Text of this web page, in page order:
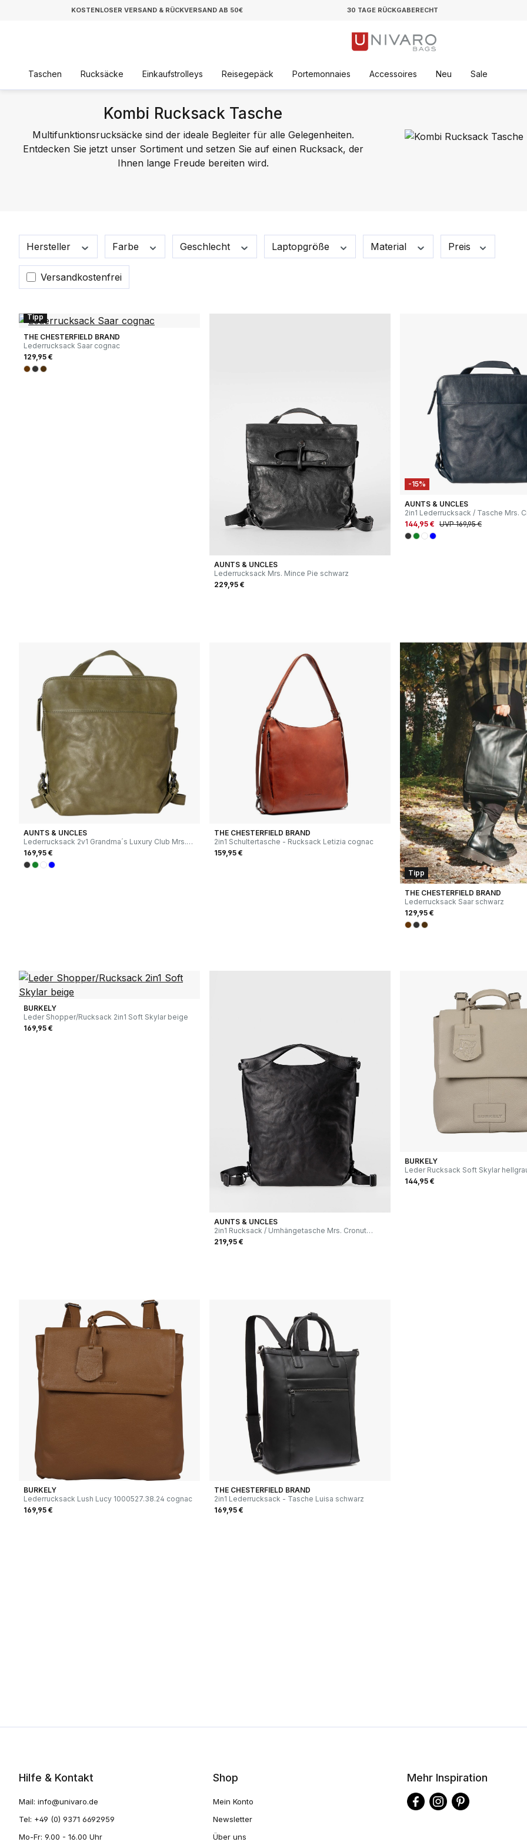
KOSTENLOSER VERSAND & RÜCKVERSAND AB 50€ 30 TAGE RÜCKGABERECHT
Taschen Rucksäcke Einkaufstrolleys Reisegepäck Portemonnaies Accessoires Neu Sale
Kombi Rucksack Tasche
Multifunktionsrucksäcke sind der ideale Begleiter für alle Gelegenheiten.
Entdecken Sie jetzt unser Sortiment und setzen Sie auf einen Rucksack, der
Ihnen lange Freude bereiten wird.
Hersteller Farbe Geschlecht Laptopgröße Material Preis
Filter hinzufügen: Versandkostenfrei
Versandkostenfrei
Tipp
THE CHESTERFIELD BRAND
Lederrucksack Saar cognac
129,95 €
AUNTS & UNCLES
Lederrucksack Mrs. Mince Pie schwarz
229,95 €
-15%
AUNTS & UNCLES
2in1 Lederrucksack / Tasche Mrs.
Cookie midnight blue
144,95 € UVP 169,95 €
AUNTS & UNCLES
Lederrucksack 2v1 Grandma´s Luxury Club Mrs.
Crumble Cookie olive branch
169,95 €
THE CHESTERFIELD BRAND
2in1 Schultertasche - Rucksack Letizia cognac
159,95 €
Tipp
THE CHESTERFIELD BRAND
Lederrucksack Saar schwarz
129,95 €
BURKELY
Leder Shopper/Rucksack 2in1 Soft Skylar beige
169,95 €
AUNTS & UNCLES
2in1 Rucksack / Umhängetasche Mrs. Cronut
schwarz
219,95 €
BURKELY
Leder Rucksack Soft Skylar
144,95 €
BURKELY
Lederrucksack Lush Lucy 1000527.38.24 cognac
169,95 €
THE CHESTERFIELD BRAND
2in1 Lederrucksack - Tasche Luisa schwarz
169,95 €
Hilfe & Kontakt
Mail: info@univaro.de
Tel: +49 (0) 9371 6692959
Mo-Fr: 9.00 - 16.00 Uhr
Shop
Mein Konto
Newsletter
Über uns
Mehr Inspiration